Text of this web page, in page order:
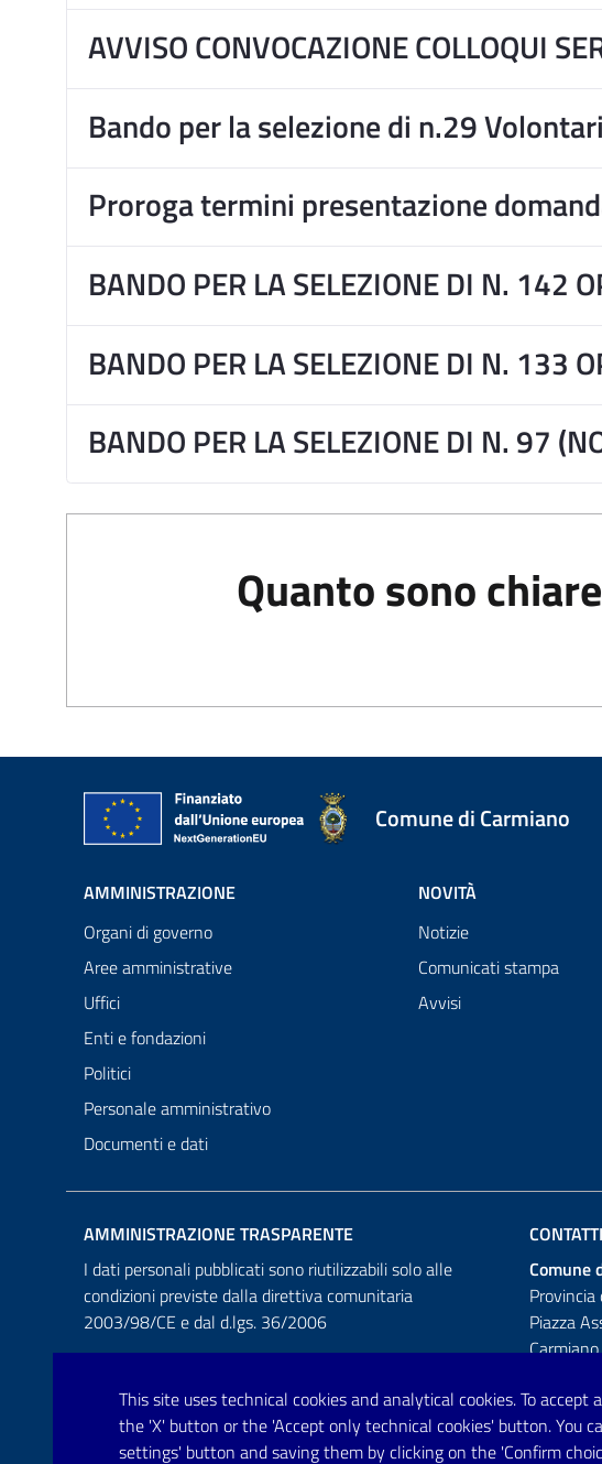
This site uses technical cookies and analytical cookies. To
the 'X' button or the 'Accept only technical cookies' button. You
settings' button and saving them by clicking on the 'Confirm
AVVISO CONVOCAZIONE COLLOQUI
Bando per la selezione di n.29
Proroga termini presentazione
BANDO PER LA SELEZIONE DI N. 142
BANDO PER LA SELEZIONE DI N. 133
BANDO PER LA SELEZIONE DI N. 97
Quanto sono
Comune di Carmiano
AMMINISTRAZIONE
Organi di governo
Aree amministrative
Uffici
Enti e fondazioni
Politici
Personale amministrativo
Documenti e dati
NOVITÀ
Notizie
Comunicati stampa
Avvisi
AMMINISTRAZIONE TRASPARENTE
I dati personali pubblicati sono riutilizzabili solo alle
condizioni previste dalla direttiva comunitaria
2003/98/CE e dal d.lgs. 36/2006
CONTATTI
Comune
Provincia
Piazza
Posta